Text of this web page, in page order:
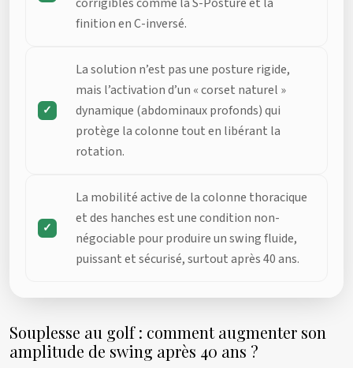
corrigibles comme la S-Posture et la
finition en C-inversé.
La solution n’est pas une posture rigide,
mais l’activation d’un « corset naturel »
dynamique (abdominaux profonds) qui
protège la colonne tout en libérant la
rotation.
La mobilité active de la colonne thoracique
et des hanches est une condition non-
négociable pour produire un swing fluide,
puissant et sécurisé, surtout après 40 ans.
Souplesse au golf : comment augmenter son
amplitude de swing après 40 ans ?